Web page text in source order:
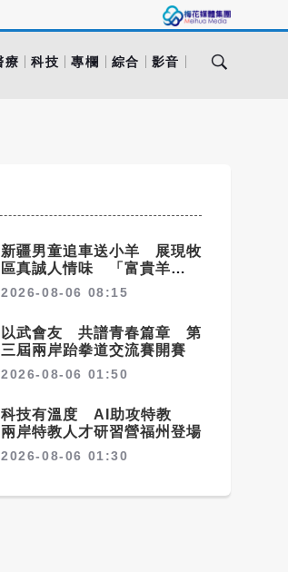
療 科技 專欄 綜合 影音
新疆男童追車送小羊 展現牧
區真誠人情味 「富貴羊」也
成遊客最愛伴手禮
2026-08-06 08:15
以武會友 共譜青春篇章 第
三屆兩岸跆拳道交流賽開賽
2026-08-06 01:50
科技有溫度 AI助攻特教
兩岸特教人才研習營福州登場
2026-08-06 01:30